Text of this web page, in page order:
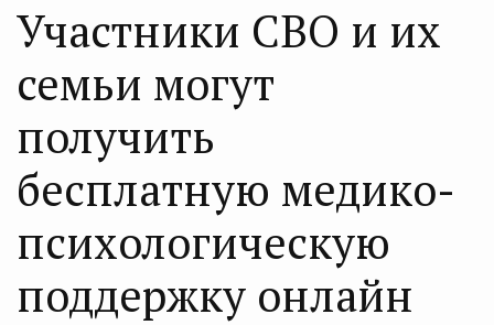
Участники СВО и их
семьи могут
получить
бесплатную медико-
психологическую
поддержку онлайн